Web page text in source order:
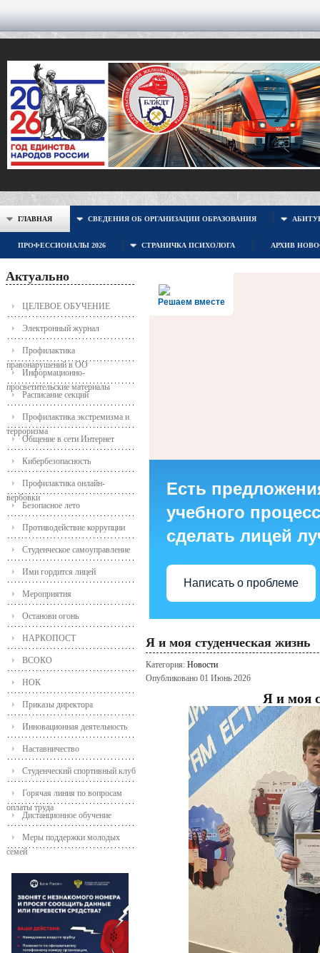
ГЛАВНАЯ СВЕДЕНИЯ ОБ ОРГАНИЗАЦИИ ОБРАЗОВАНИЯ
ПРОФЕССИОНАЛЫ 2026 СТРАНИЧКА ПСИХОЛОГА АРХИВ
Актуально
ЦЕЛЕВОЕ ОБУЧЕНИЕ
Электронный журнал
Профилактика
правонарушений в ОО
Информационно-
просветительские материалы
Расписание секций
Профилактика экстремизма и
терроризма
Общение в сети Интернет
Кибербезопасность
Профилактика онлайн-
вербовки
Безопасное лето
Противодействие коррупции
Студенческое самоуправление
Ими гордится лицей
Мероприятия
Останови огонь
НАРКОПОСТ
ВСОКО
НОК
Приказы директора
Инновационная деятельность
Наставничество
Студенческий спортивный клуб
Горячая линия по вопросам
оплаты труда
Дистанционное обучение
Меры поддержки молодых
семей
Решаем вместе
Есть
учебного
сделать лицей
Написать о проблеме
Я и моя студенческая жизнь
Категория: Новости
Опубликовано 01 Июнь 2026
Я и моя